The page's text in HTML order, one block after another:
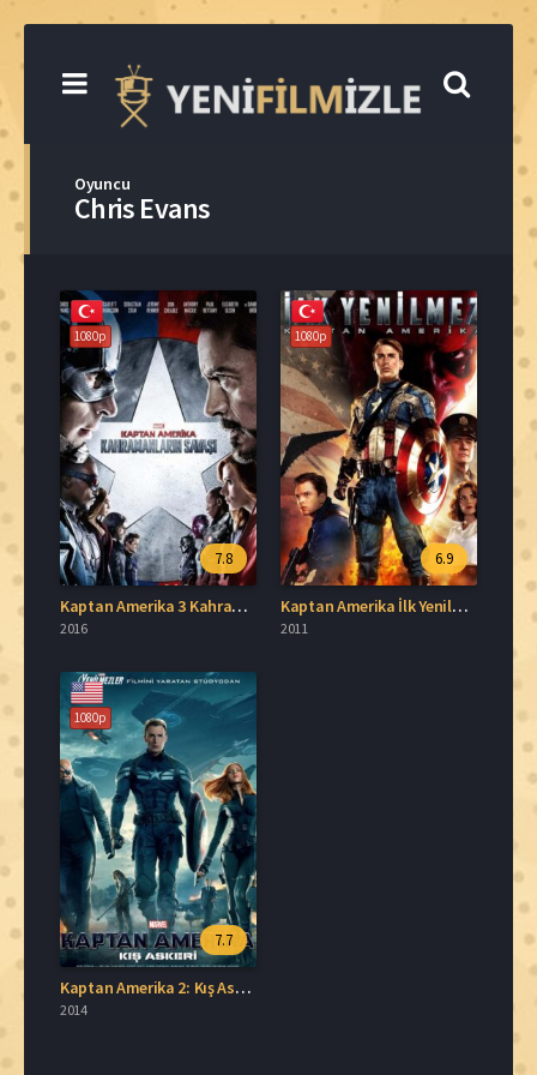
Oyuncu
Chris Evans
1080p
7.8
Kaptan Amerika 3 Kahramanların Savaşı Türkçe Dublaj İzle
2016
1080p
6.9
Kaptan Amerika İlk Yenilmez 2011 İzle
2011
1080p
7.7
Kaptan Amerika 2: Kış Askeri Full İzle
2014